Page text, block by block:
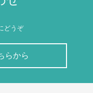
どうぞ
らから